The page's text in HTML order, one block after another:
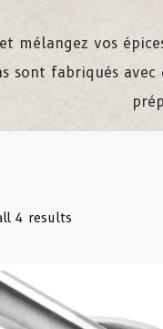
et mélangez vos
sont fabriqués
4 results